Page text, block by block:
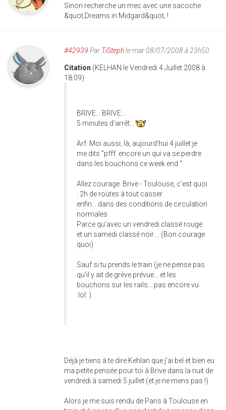
Sinon recherche un mec avec une sacoche
&quot;Dreams in Midgard&quot; !
#42939 Par TiStephle mar 08/07/2008 à 23h50
Citation (KELHAN le Vendredi 4 Juillet 2008 à
18:09)
BRIVE... BRIVE...
5 minutes d'arrêt...
Arf. Moi aussi, là, aujourd'hui 4 juillet je
me dits "pfff. encore un qui va se perdre
dans les bouchons ce week end "
Allez courage. Brive - Toulouse, c'est quoi
: 2h de routes à tout casser
enfin... dans des conditions de circulation
normales
Parce qu'avec un vendredi classé rouge
et un samedi classé noir.... (Bon courage
quoi)
Sauf si tu prends le train (je ne pense pas
qu'il y ait de grève prévue... et les
bouchons sur les rails... pas encore vu
:lol: )
Déjà je tiens à te dire Kehlan que j'ai bel et bien eu
ma petite pensée pour toi à Brive dans la nuit de
vendredi à samedi 5 juillet (et je ne mens pas !)
Alors je me suis rendu de Paris à Toulouse en